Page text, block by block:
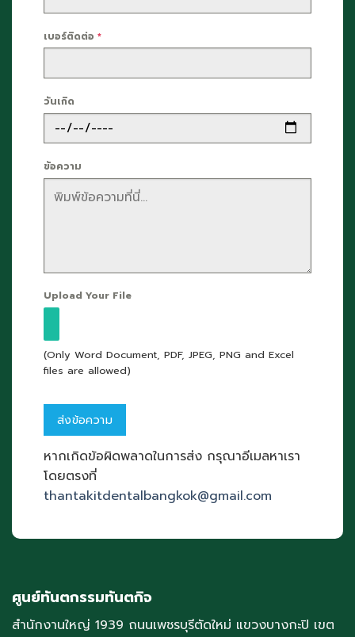
เบอร์ติดต่อ *
วันเกิด
ข้อความ
Upload Your File
(Only Word Document, PDF, JPEG, PNG and Excel
files are allowed)
หากเกิดข้อผิดพลาดในการส่ง กรุณาอีเมลหาเรา
โดยตรงที่
thantakitdentalbangkok@gmail.com
ศูนย์ทันตกรรมทันตกิจ
สำนักงานใหญ่ 1939 ถนนเพชรบุรีตัดใหม่ แขวงบางกะปิ เขต